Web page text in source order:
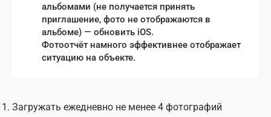
альбомами (не получается принять
приглашение, фото не отображаются в
альбоме) — обновить iOS.
Фотоотчёт намного эффективнее отображает
ситуацию на объекте.
Загружать ежедневно не менее 4 фотографий